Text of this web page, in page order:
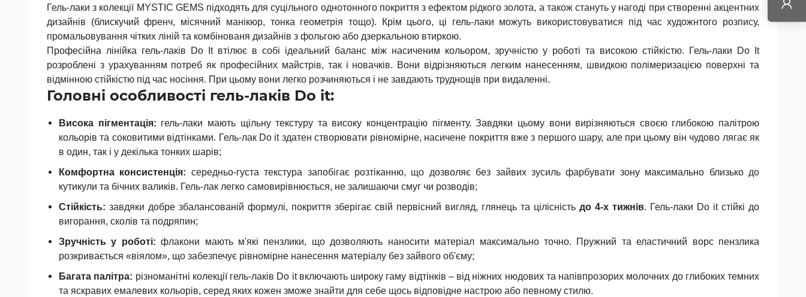
Гель-лаки з колекції MYSTIC GEMS підходять для суцільного однотонного покриття з ефектом рідкого золота, а також стануть у нагоді при створенні акцентних
дизайнів (блискучий френч, місячний манікюр, тонка геометрія тощо). Крім цього, ці гель-лаки можуть використовуватися під час художнтого розпису,
промальовування чітких ліній та комбінованя дизайнів з фольгою або дзеркальною втиркою.
Професійна лінійка гель-лаків Do It втілює в собі ідеальний баланс між насиченим кольором, зручністю у роботі та високою стійкістю. Гель-лаки Do It
розроблені з урахуванням потреб як професійних майстрів, так і новачків. Вони відрізняються легким нанесенням, швидкою полімеризацією поверхні та
відмінною стійкістю під час носіння. При цьому вони легко розчиняються і не завдають труднощів при видаленні.
Головні особливості гель-лаків Do it:
Висока пігментація: гель-лаки мають щільну текстуру та високу концентрацію пігменту. Завдяки цьому вони вирізняються своєю глибокою палітрою
кольорів та соковитими відтінками. Гель-лак Do it здатен створювати рівномірне, насичене покриття вже з першого шару, але при цьому він чудово лягає як
в один, так і у декілька тонких шарів;
Комфортна консистенція: середньо-густа текстура запобігає розтіканню, що дозволяє без зайвих зусиль фарбувати зону максимально близько до
кутикули та бічних валиків. Гель-лак легко самовирівнюється, не залишаючи смуг чи розводів;
Стійкість: завдяки добре збалансованій формулі, покриття зберігає свій первісний вигляд, глянець та цілісність до 4-х тижнів. Гель-лаки Do it стійкі до
вигорання, сколів та подряпин;
Зручність у роботі: флакони мають м'які пензлики, що дозволяють наносити матеріал максимально точно. Пружний та еластичний ворс пензлика
розкривається «віялом», що забезпечує рівномірне нанесення матеріалу без зайвого об'єму;
Багата палітра: різноманітні колекції гель-лаків Do it включають широку гаму відтінків – від ніжних нюдових та напівпрозорих молочних до глибоких темних
та яскравих емалевих кольорів, серед яких кожен зможе знайти для себе щось відповідне настрою або певному стилю.